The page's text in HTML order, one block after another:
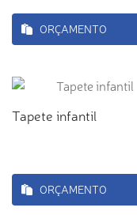
ORÇAMENTO
Tapete infantil
ORÇAMENTO